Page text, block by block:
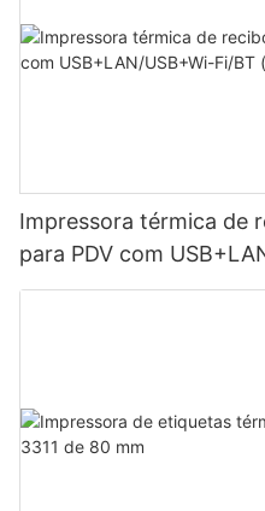
Impressora térmica de
para PDV com
(opcional) - Preta